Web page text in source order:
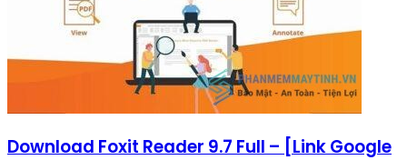
Download Foxit Reader 9.7 Full – [Link Google